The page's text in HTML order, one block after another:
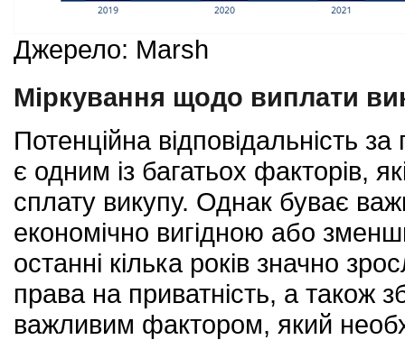
Джерело: Marsh
Міркування щодо виплати
Потенційна відповідальність
є одним із багатьох факторів,
сплату викупу. Однак буває
економічно вигідною або
останні кілька років значно
права на приватність, а також
важливим фактором, який